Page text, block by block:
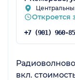
Откроется
вкл.